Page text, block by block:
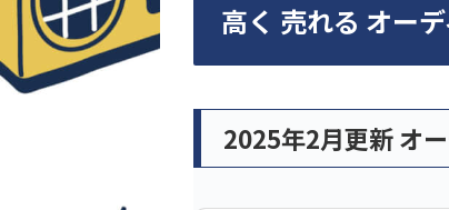
高く 売れる オー
2025年2月更新 オ